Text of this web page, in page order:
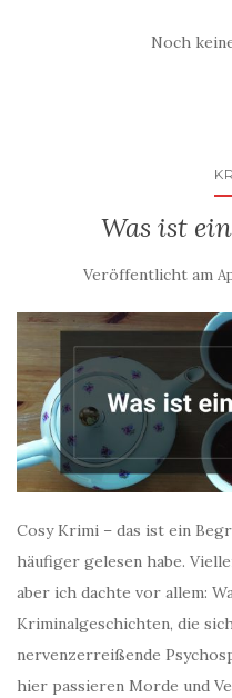
Noch
Was ist
Veröffentlicht am
Cosy Krimi – das ist ein
häufiger gelesen habe.
aber ich dachte vor allem:
Kriminalgeschichten, die
nervenzerreißende
hier passieren Morde und